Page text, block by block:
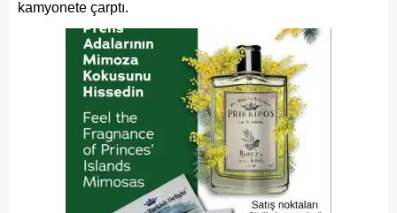
kamyonete çarptı.